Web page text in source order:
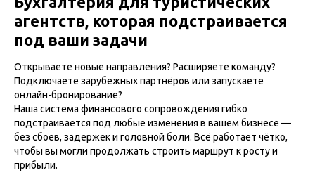
агентств, которая подстраивается
под ваши задачи
Открываете новые направления? Расширяете команду?
Подключаете зарубежных партнёров или запускаете
онлайн-бронирование?
Наша система финансового сопровождения гибко
подстраивается под любые изменения в вашем бизнесе —
без сбоев, задержек и головной боли. Всё работает чётко,
чтобы вы могли продолжать строить маршрут к росту и
прибыли.